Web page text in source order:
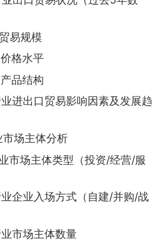
易规模
格水平
品结构
进出口贸易影响因素及发展趋
场主体分析
市场主体类型（投资/经营/服
企业入场方式（自建/并购/战
市场主体数量